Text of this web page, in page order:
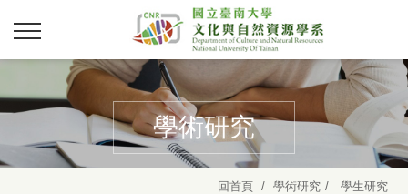
學術研究
回首頁 學術研究
學生研究